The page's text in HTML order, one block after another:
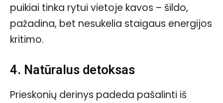
puikiai tinka rytui vietoje kavos – šildo,
pažadina, bet nesukelia staigaus energijos
kritimo.
4. Natūralus detoksas
Prieskonių derinys padeda pašalinti iš